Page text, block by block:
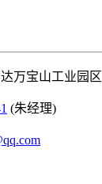
万宝山工业园区
(朱经理)